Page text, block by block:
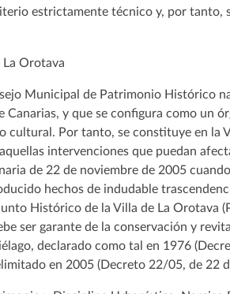
estrictamente técnico y, por tanto,
Municipal de Patrimonio Histórico
y que se configura como un
cultural. Por tanto, se constituye en la
intervenciones que puedan
de 22 de noviembre de 2005
hechos de indudable
Histórico de la Villa de La Orotava
ser garante de la conservación y
declarado como tal en 1976
en 2005 (Decreto 22/05, de 22